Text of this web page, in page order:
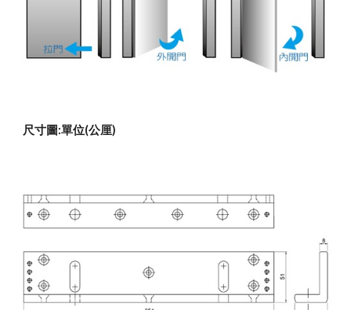
尺寸圖:單位(公厘)